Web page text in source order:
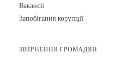
Вакансії
Запобігання корупції
ЗВЕРНЕННЯ ГРОМАДЯН